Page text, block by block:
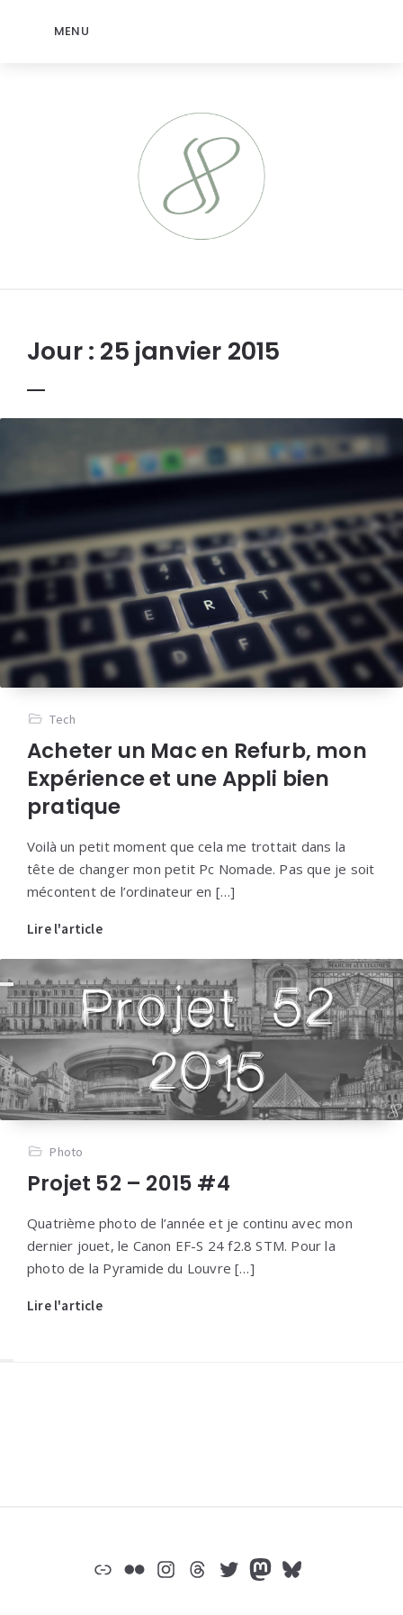
MENU
Jour : 25 janvier 2015
Tech
Acheter un Mac en Refurb, mon
Expérience et une Appli bien
pratique
Voilà un petit moment que cela me trottait dans la
tête de changer mon petit Pc Nomade. Pas que je soit
mécontent de l’ordinateur en […]
Lire l'article
Photo
Projet 52 – 2015 #4
Quatrième photo de l’année et je continu avec mon
dernier jouet, le Canon EF-S 24 f2.8 STM. Pour la
photo de la Pyramide du Louvre […]
Lire l'article
LienFlickrInstagram
Threads
Twitter
Mastodon
Bluesky